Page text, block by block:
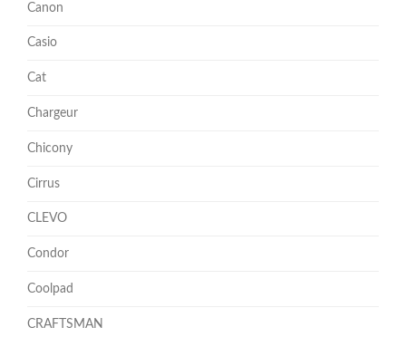
Canon
Casio
Cat
Chargeur
Chicony
Cirrus
CLEVO
Condor
Coolpad
CRAFTSMAN